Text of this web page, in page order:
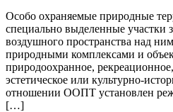
Особо охраняемые природные
специально выделенные участки
воздушного пространства над
природными комплексами и
природоохранное,
эстетическое или культурно-
отношении ООПТ установлен
[…]